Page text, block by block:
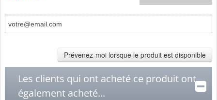
Prévenez-moi lorsque le produit est disponible
Les clients qui ont acheté ce produit ont
également acheté...